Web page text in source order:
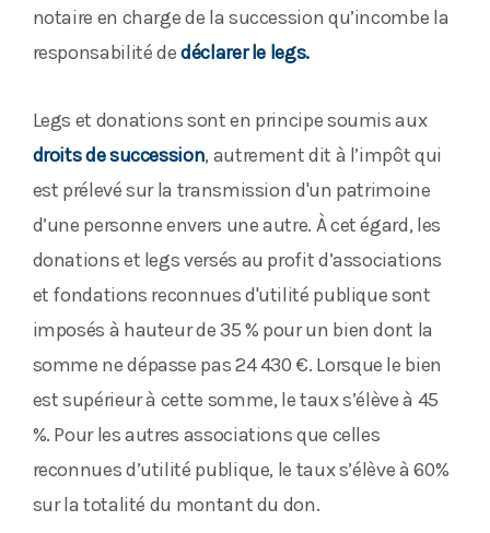
notaire en charge de la succession qu’incombe la
responsabilité dedéclarer le legs.
Legs et donations sont en principe soumis aux
droits de succession, autrement dit à l’impôt qui
est prélevé sur la transmission d'un patrimoine
d’une personne envers une autre. À cet égard, les
donations et legs versés au profit d’associations
et fondations reconnues d'utilité publique sont
imposés à hauteur de 35 % pour un bien dont la
somme ne dépasse pas 24 430 €. Lorsque le bien
est supérieur à cette somme, le taux s’élève à 45
%. Pour les autres associations que celles
reconnues d’utilité publique, le taux s’élève à 60%
sur la totalité du montant du don.